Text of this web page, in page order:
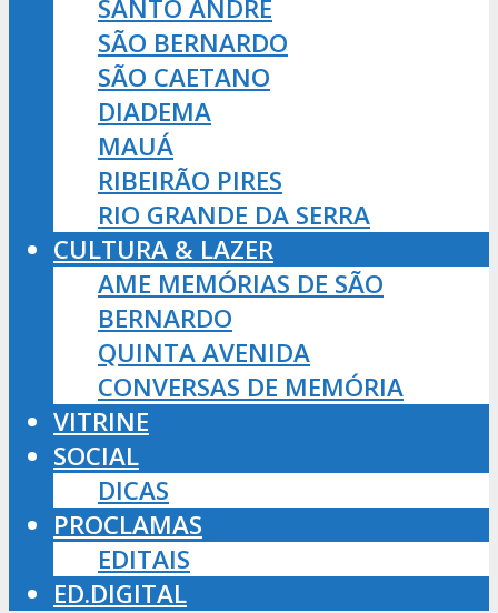
SANTO ANDRÉ
SÃO BERNARDO
SÃO CAETANO
DIADEMA
MAUÁ
RIBEIRÃO PIRES
RIO GRANDE DA SERRA
CULTURA & LAZER
AME MEMÓRIAS DE SÃO
BERNARDO
QUINTA AVENIDA
CONVERSAS DE MEMÓRIA
VITRINE
SOCIAL
DICAS
PROCLAMAS
EDITAIS
ED.DIGITAL